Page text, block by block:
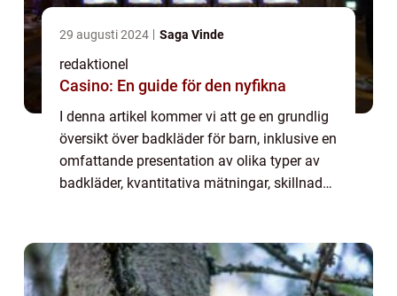
29 augusti 2024 Saga Vinde
redaktionel
Casino: En guide för den nyfikna
I denna artikel kommer vi att ge en grundlig
översikt över badkläder för barn, inklusive en
omfattande presentation av olika typer av
badkläder, kvantitativa mätningar, skillnader